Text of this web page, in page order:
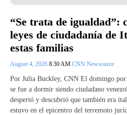
“Se trata de igualdad”:
leyes de ciudadanía de
estas familias
August 4, 2026 8:30 AM CNN Newsource
Por Julia Buckley, CNN El domingo por
se fue a dormir siendo ciudadano
despertó y descubrió que también era
estuvo en el epicentro del terremoto